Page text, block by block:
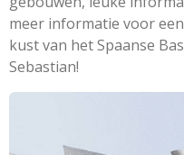
meer informatie voor
kustvan het Spaanse
Sebastian!